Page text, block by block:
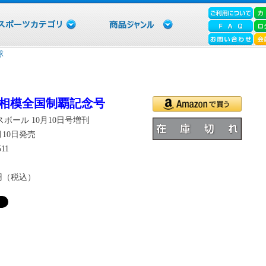
模全国制覇記念号
ボール 10月10日号増刊
10日発売
税込）